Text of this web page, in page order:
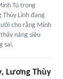
Tú trong
Thùy Linh đang
cho rằng Minh
nàng siêu
sai.
Lương Thùy